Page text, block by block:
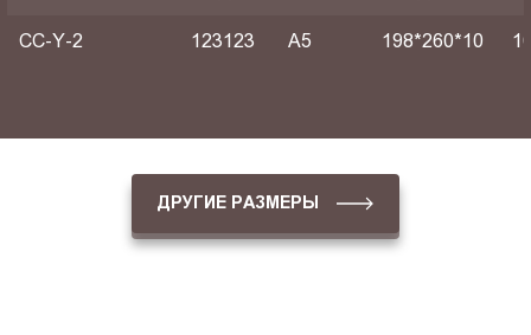
CC-Y-2 123123 A5 198*260*10
ДРУГИЕ РАЗМЕРЫ